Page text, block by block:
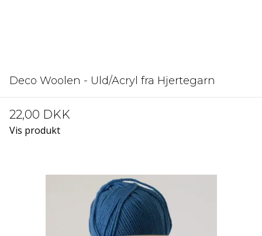
Deco Woolen - Uld/Acryl fra Hjertegarn
22,00 DKK
Vis produkt